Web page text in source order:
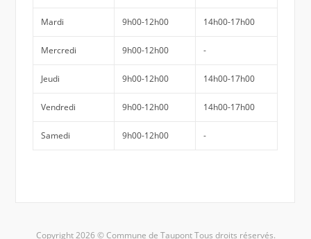
Mardi 9h00-12h00 14h00-17h00
Mercredi 9h00-12h00 -
Jeudi 9h00-12h00 14h00-17h00
Vendredi 9h00-12h00 14h00-17h00
Samedi 9h00-12h00 -
Copyright 2026 © Commune de Taupont Tous droits réservés.